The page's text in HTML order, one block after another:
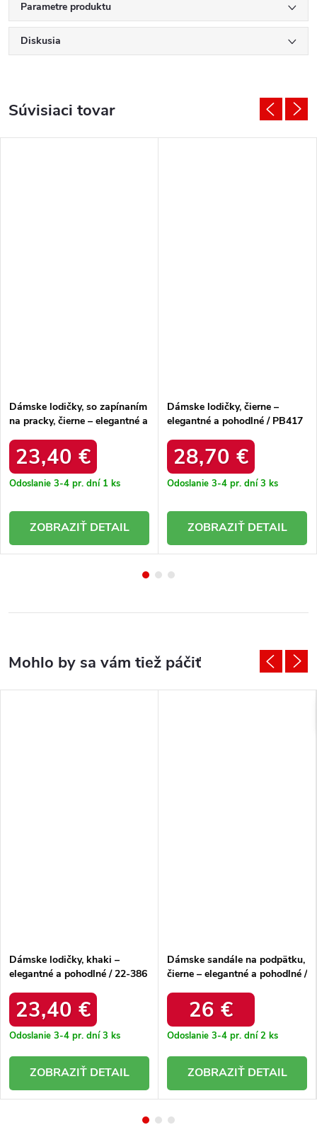
Parametre produktu
Diskusia
Súvisiaci tovar
Dámske lodičky, so zapínaním
na pracky, čierne – elegantné a
23,40 €
Odoslanie 3-4 pr. dní 1 ks
DETAIL
Dámske lodičky, čierne –
elegantné a pohodlné / PB417
28,70 €
Odoslanie 3-4 pr. dní3 ks
DETAIL
Dámske lodičky, khaki –
elegantné a pohodlné / 22-386
23,40 €
Odoslanie 3-4 pr. dní3 ks
DETAIL
Dámske sandále na podpätku,
čierne – elegantné a pohodlné /
26 €
Odoslanie 3-4 pr. dní2 ks
DETAIL